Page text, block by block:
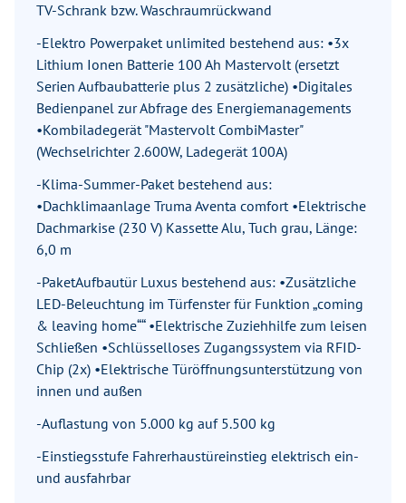
TV-Schrank bzw. Waschraumrückwand
-Elektro Powerpaket unlimited bestehend aus: •3x
Lithium Ionen Batterie 100 Ah Mastervolt (ersetzt
Serien Aufbaubatterie plus 2 zusätzliche) •Digitales
Bedienpanel zur Abfrage des Energiemanagements
•Kombiladegerät "Mastervolt CombiMaster"
(Wechselrichter 2.600W, Ladegerät 100A)
-Klima-Summer-Paket bestehend aus:
•Dachklimaanlage Truma Aventa comfort •Elektrische
Dachmarkise (230 V) Kassette Alu, Tuch grau, Länge:
6,0 m
-PaketAufbautür Luxus bestehend aus: •Zusätzliche
LED-Beleuchtung im Türfenster für Funktion „coming
& leaving home““ •Elektrische Zuziehhilfe zum leisen
Schließen •Schlüsselloses Zugangssystem via RFID-
Chip (2x) •Elektrische Türöffnungsunterstützung von
innen und außen
-Auflastung von 5.000 kg auf 5.500 kg
-Einstiegsstufe Fahrerhaustüreinstieg elektrisch ein-
und ausfahrbar